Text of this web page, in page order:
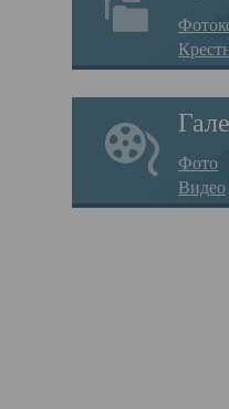
Фото
Видео